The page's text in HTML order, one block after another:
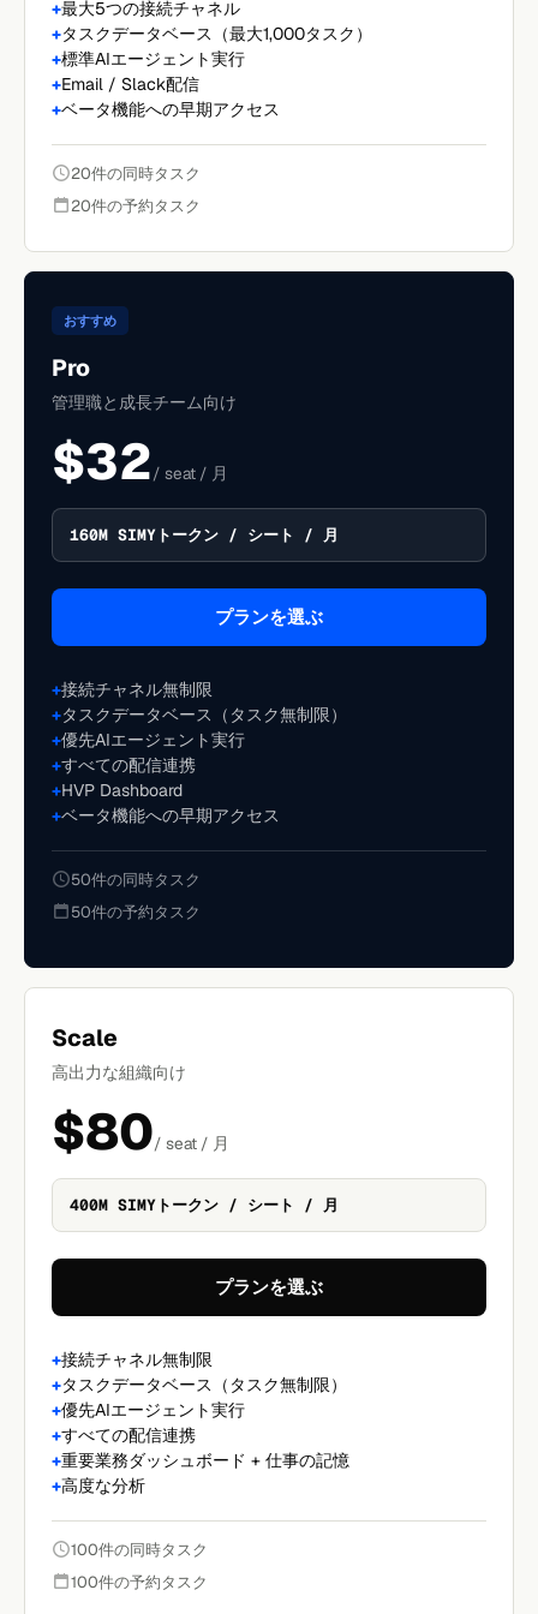
最大5つの接続チャネル
タスクデータベース（最大1,000タスク）
標準AIエージェント実行
Email / Slack配信
ベータ機能への早期アクセス
20件の同時タスク
20件の予約タスク
おすすめ
Pro
管理職と成長チーム向け
$32/ seat / 月
160M SIMYトークン / シート / 月
プランを選ぶ
接続チャネル無制限
タスクデータベース（タスク無制限）
優先AIエージェント実行
すべての配信連携
HVP Dashboard
ベータ機能への早期アクセス
50件の同時タスク
50件の予約タスク
Scale
高出力な組織向け
$80/ seat / 月
400M SIMYトークン / シート / 月
プランを選ぶ
接続チャネル無制限
タスクデータベース（タスク無制限）
優先AIエージェント実行
すべての配信連携
重要業務ダッシュボード + 仕事の記憶
高度な分析
100件の同時タスク
100件の予約タスク